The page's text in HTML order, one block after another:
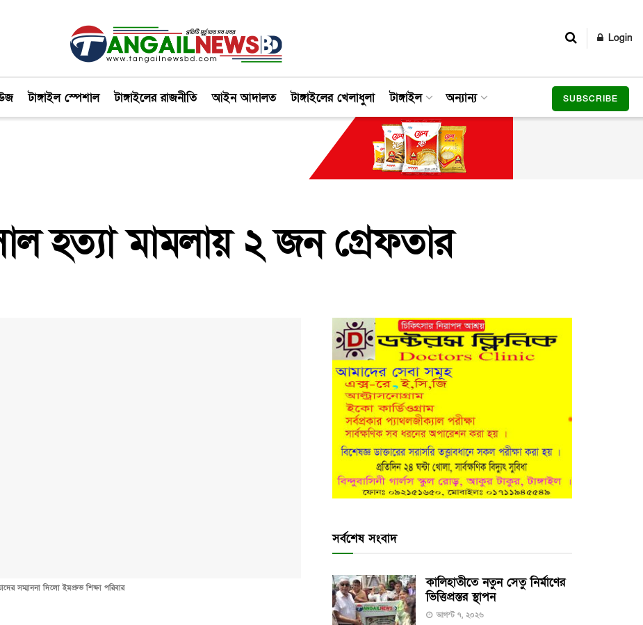
Login
টাঙ্গাইল স্পেশাল টাঙ্গাইলের রাজনীতি আইন আদালত টাঙ্গাইলের খেলাধুলা টাঙ্গাইল অন্যান্য SUBSCRIBE
হত্যা মামলায় ২ জন গ্রেফতার
সম্মাননা দিলো ইমপ্রুভ শিক্ষা পরিবার
সর্বশেষ সংবাদ
কালিহাতীতে নতুন সেতু নির্মাণের
ভিত্তিপ্রস্তর স্থাপন
আগস্ট ৭, ২০২৬